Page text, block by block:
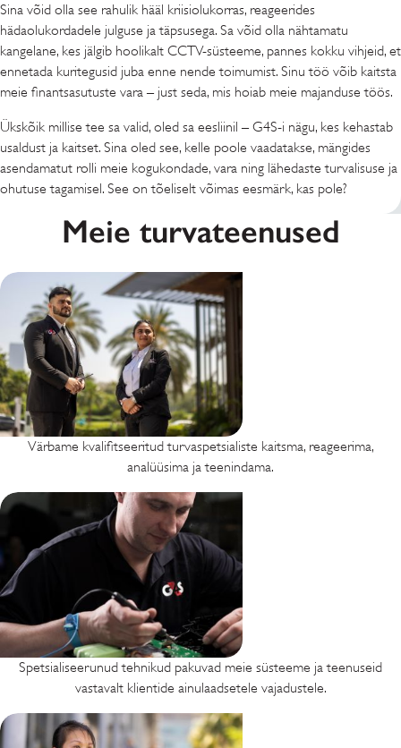
Sina võid olla see rahulik hääl kriisiolukorras, reageerides
hädaolukordadele julguse ja täpsusega. Sa võid olla nähtamatu
kangelane, kes jälgib hoolikalt CCTV-süsteeme, pannes kokku vihjeid, et
ennetada kuritegusid juba enne nende toimumist. Sinu töö võib kaitsta
meie finantsasutuste vara – just seda, mis hoiab meie majanduse töös.
Ükskõik millise tee sa valid, oled sa eesliinil – G4S-i nägu, kes kehastab
usaldust ja kaitset. Sina oled see, kelle poole vaadatakse, mängides
asendamatut rolli meie kogukondade, vara ning lähedaste turvalisuse ja
ohutuse tagamisel. See on tõeliselt võimas eesmärk, kas pole?
Meie turvateenused
Värbame kvalifitseeritud turvaspetsialiste kaitsma, reageerima,
analüüsima ja teenindama.
Spetsialiseerunud tehnikud pakuvad meie süsteeme ja teenuseid
vastavalt klientide ainulaadsetele vajadustele.